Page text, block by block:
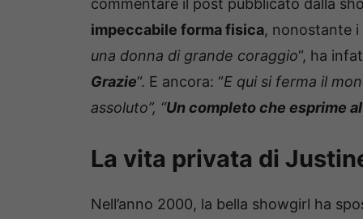
commentare il post pubblicato dalla
impeccabile forma fisica, nonostante i
una donna di grande coraggio“, ha
Grazie“. E ancora: “E qui si ferma il
assoluto”, “Un completo che esprime
La vita privata di
Nell’anno 2000, la bella showgirl ha